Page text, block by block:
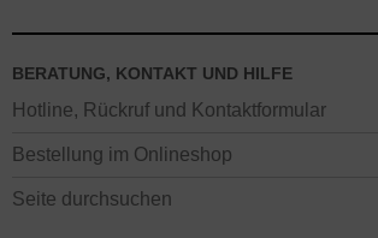
BERATUNG, KONTAKT UND HILFE
Hotline, Rückruf und Kontaktformular
Bestellung im Onlineshop
Seite durchsuchen